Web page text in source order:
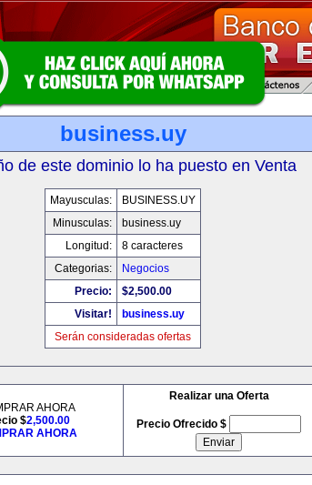
business.uy
de este dominio lo ha puesto en Venta
Mayusculas:
BUSINESS.UY
Minusculas:
business.uy
Longitud:
8 caracteres
Categorias:
Negocios
Precio:
$2,500.00
Visitar!
business.uy
Serán consideradas ofertas
AHORA
$2,500.00
AHORA
Realizar una Oferta
Precio Ofrecido $